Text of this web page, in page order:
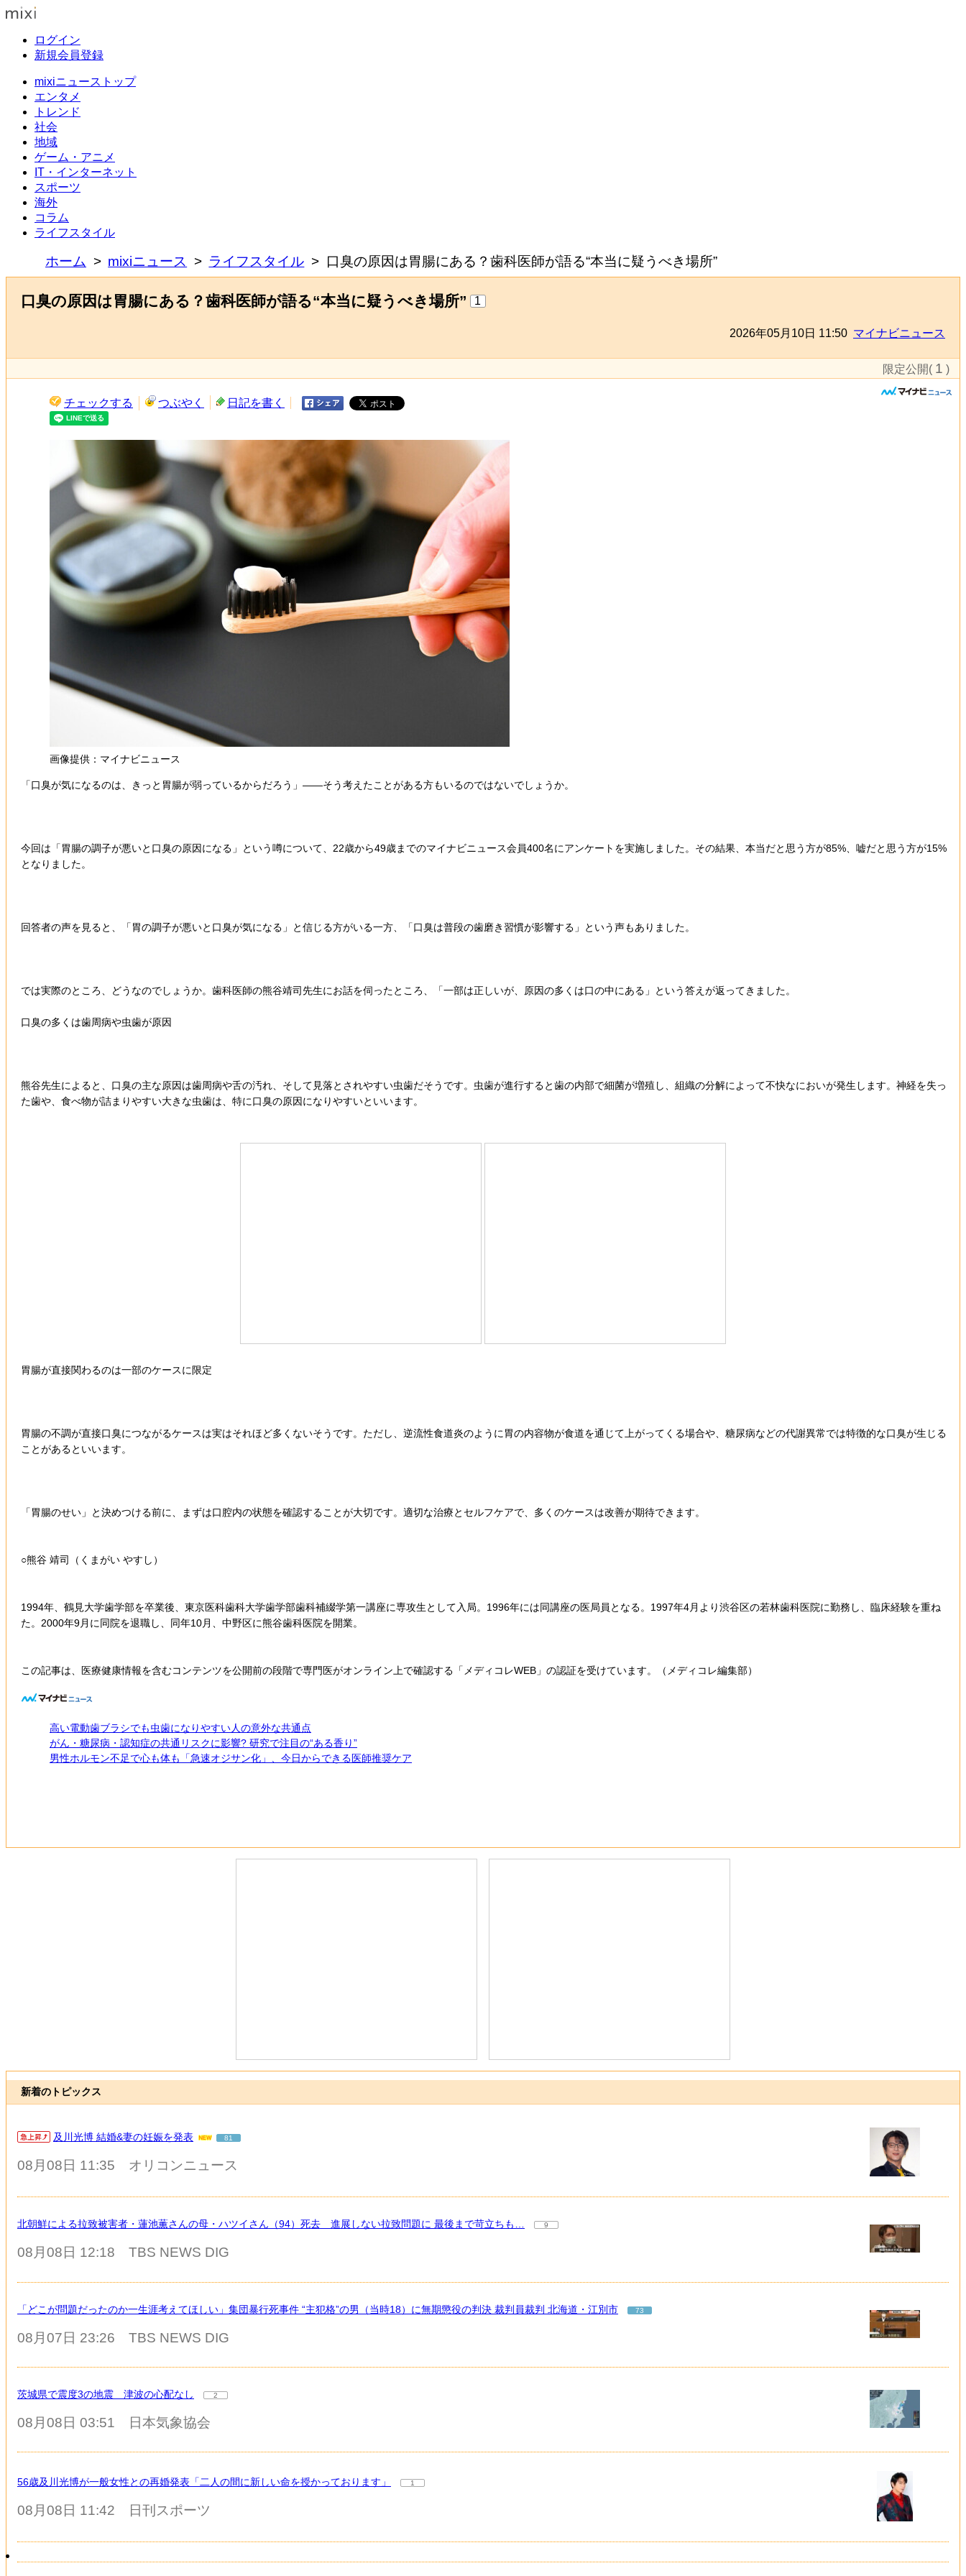
ログイン
新規会員登録
mixiニューストップ
エンタメ
トレンド
社会
地域
ゲーム・アニメ
IT・インターネット
スポーツ
海外
コラム
ライフスタイル
ホーム mixiニュース ライフスタイル 口臭の原因は胃腸にある？歯科医師が語る“本当に疑うべき場所”
口臭の原因は胃腸にある？歯科医師が語る“本当に疑うべき場所” 1
2026年05月10日 11:50 マイナビニュース
限定公開( 1 )
チェックする つぶやく 日記を書く
画像提供：マイナビニュース
「口臭が気になるのは、きっと胃腸が弱っているからだろう」――そう考えたことがある方もいるのではないでしょうか。
今回は「胃腸の調子が悪いと口臭の原因になる」という噂について、22歳から49歳までのマイナビニュース会員400名にアンケートを実施しました。その結果、本当だと思う方が85%、嘘だと思う方が15%
となりました。
回答者の声を見ると、「胃の調子が悪いと口臭が気になる」と信じる方がいる一方、「口臭は普段の歯磨き習慣が影響する」という声もありました。
では実際のところ、どうなのでしょうか。歯科医師の熊谷靖司先生にお話を伺ったところ、「一部は正しいが、原因の多くは口の中にある」という答えが返ってきました。
口臭の多くは歯周病や虫歯が原因
熊谷先生によると、口臭の主な原因は歯周病や舌の汚れ、そして見落とされやすい虫歯だそうです。虫歯が進行すると歯の内部で細菌が増殖し、組織の分解によって不快なにおいが発生します。神経を失っ
た歯や、食べ物が詰まりやすい大きな虫歯は、特に口臭の原因になりやすいといいます。
胃腸が直接関わるのは一部のケースに限定
胃腸の不調が直接口臭につながるケースは実はそれほど多くないそうです。ただし、逆流性食道炎のように胃の内容物が食道を通じて上がってくる場合や、糖尿病などの代謝異常では特徴的な口臭が生じる
ことがあるといいます。
「胃腸のせい」と決めつける前に、まずは口腔内の状態を確認することが大切です。適切な治療とセルフケアで、多くのケースは改善が期待できます。
○熊谷 靖司（くまがい やすし）
1994年、鶴見大学歯学部を卒業後、東京医科歯科大学歯学部歯科補綴学第一講座に専攻生として入局。1996年には同講座の医局員となる。1997年4月より渋谷区の若林歯科医院に勤務し、臨床経験を重ね
た。2000年9月に同院を退職し、同年10月、中野区に熊谷歯科医院を開業。
この記事は、医療健康情報を含むコンテンツを公開前の段階で専門医がオンライン上で確認する「メディコレWEB」の認証を受けています。（メディコレ編集部）
高い電動歯ブラシでも虫歯になりやすい人の意外な共通点
がん・糖尿病・認知症の共通リスクに影響? 研究で注目の“ある香り”
男性ホルモン不足で心も体も「急速オジサン化」、今日からできる医師推奨ケア
新着のトピックス
及川光博 結婚&妻の妊娠を発表 81
08月08日 11:35 オリコンニュース
北朝鮮による拉致被害者・蓮池薫さんの母・ハツイさん（94）死去 進展しない拉致問題に 最後まで苛立ちも… 9
08月08日 12:18 TBS NEWS DIG
「どこが問題だったのか一生涯考えてほしい」集団暴行死事件 “主犯格”の男（当時18）に無期懲役の判決 裁判員裁判 北海道・江別市 73
08月07日 23:26 TBS NEWS DIG
茨城県で震度3の地震 津波の心配なし 2
08月08日 03:51 日本気象協会
56歳及川光博が一般女性との再婚発表「二人の間に新しい命を授かっております」 1
08月08日 11:42 日刊スポーツ